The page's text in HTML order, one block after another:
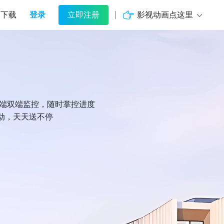
下载 登录 立即注册 影视动画点这里
双端监控，随时掌控进度
，天天送不停